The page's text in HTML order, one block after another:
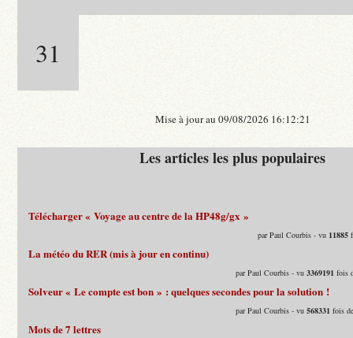
31
Mise à jour au 09/08/2026 16:12:21
Les articles les plus populaires
Télécharger « Voyage au centre de la HP48g/gx »
par Paul Courbis - vu 11885
La météo du RER (mis à jour en continu)
par Paul Courbis - vu3369191 fois
Solveur « Le compte est bon » : quelques secondes pour la solution !
par Paul Courbis - vu568331 fois
Mots de 7 lettres